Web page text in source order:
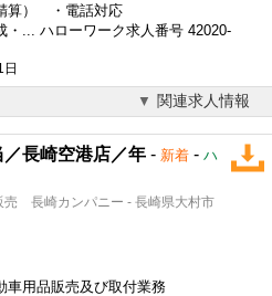
算） ・電話対応
... ハローワーク求人番号 42020-
関連求人情報
長崎空港店／年 - 新着 - ハ
長崎カンパニー - 長崎県大村市
用品販売及び取付業務